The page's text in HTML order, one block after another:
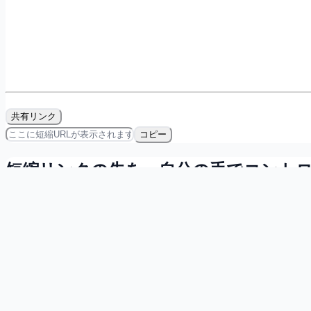
共有リンク
コピー
短縮リンクの先を、自分の手でコントロ